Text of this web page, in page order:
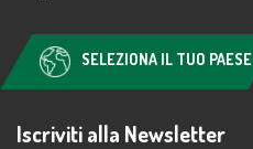
SELEZIONA IL TUO PAESE
Iscriviti alla Newsletter